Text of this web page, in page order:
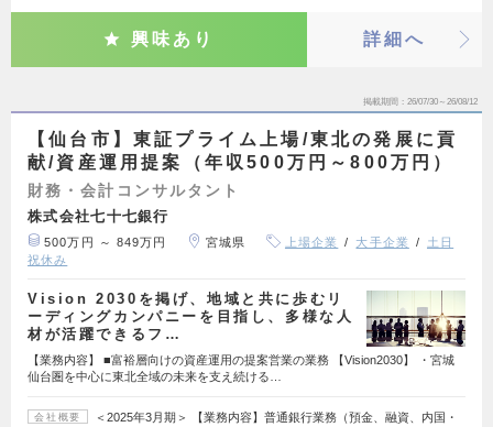
興味あり 詳細へ
掲載期間 26/07/30～26/08/12
【仙台市】東証プライム上場/東北の発展に貢
献/資産運用提案（年収500万円～800万円）
財務・会計コンサルタント
株式会社七十七銀行
500万円 ～ 849万円 宮城県 上場企業 大手企業
土日
祝休み
Vision 2030を掲げ、地域と共に歩むリ
ーディングカンパニーを目指し、多様な人
材が活躍できるフ…
【業務内容】 ■富裕層向けの資産運用の提案営業の業務 【Vision2030】 ・宮城
仙台圏を中心に東北全域の未来を支え続ける…
会社概要
＜2025年3月期＞ 【業務内容】普通銀行業務（預金、融資、内国・